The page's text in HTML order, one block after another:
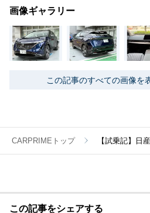
画像ギャラリー
この記事のすべての画像を
CARPRIMEトップ 【試乗記】日
この記事をシェアする